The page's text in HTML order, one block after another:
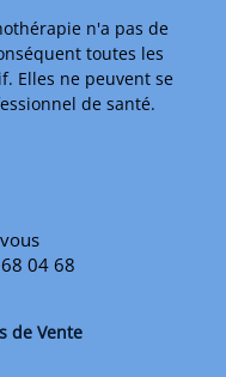
n'a pas de
toutes les
Elles ne peuvent se
de santé.
04 68
de Vente